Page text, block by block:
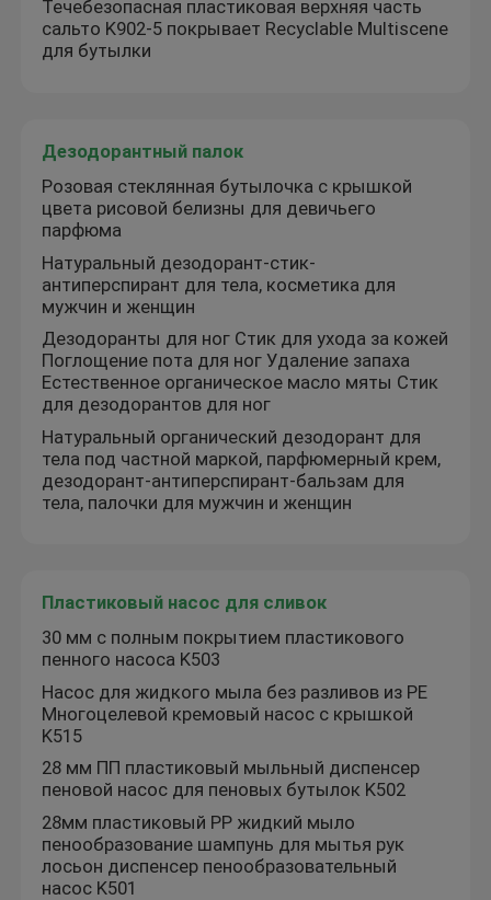
Течебезопасная пластиковая верхняя часть
сальто K902-5 покрывает Recyclable Multiscene
для бутылки
Дезодорантный палок
Розовая стеклянная бутылочка с крышкой
цвета рисовой белизны для девичьего
парфюма
Натуральный дезодорант-стик-
антиперспирант для тела, косметика для
мужчин и женщин
Дезодоранты для ног Стик для ухода за кожей
Поглощение пота для ног Удаление запаха
Естественное органическое масло мяты Стик
для дезодорантов для ног
Натуральный органический дезодорант для
тела под частной маркой, парфюмерный крем,
дезодорант-антиперспирант-бальзам для
тела, палочки для мужчин и женщин
Пластиковый насос для сливок
30 мм с полным покрытием пластикового
пенного насоса K503
Насос для жидкого мыла без разливов из PE
Многоцелевой кремовый насос с крышкой
K515
28 мм ПП пластиковый мыльный диспенсер
пеновой насос для пеновых бутылок K502
28мм пластиковый PP жидкий мыло
пенообразование шампунь для мытья рук
лосьон диспенсер пенообразовательный
насос K501